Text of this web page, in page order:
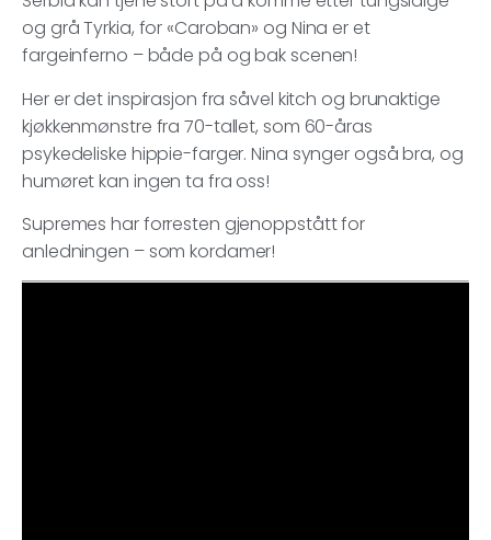
og grå Tyrkia, for «Caroban» og Nina er et
fargeinferno – både på og bak scenen!
Her er det inspirasjon fra såvel kitch og brunaktige
kjøkkenmønstre fra 70-tallet, som 60-åras
psykedeliske hippie-farger. Nina synger også bra, og
humøret kan ingen ta fra oss!
Supremes har forresten gjenoppstått for
anledningen – som kordamer!